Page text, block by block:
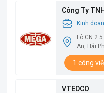
Công Ty
Kinh
Lô CN
An, Hải
1 công
VTEDCO